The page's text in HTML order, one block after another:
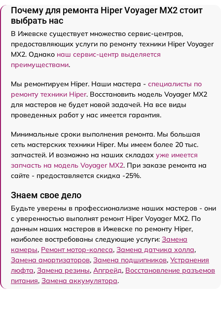
Почему для ремонта Hiper Voyager MX2 стоит
выбрать нас
В Ижевске существует множество сервис-центров,
предоставляющих услуги по ремонту техники Hiper Voyager
MX2. Однако наш сервис-центр выделяется
преимуществами.
Мы ремонтируем Hiper. Наши мастера - специалисты по
ремонту техники Hiper. Восстановить модель Voyager MX2
для мастеров не будет новой задачей. На все виды
проведенных работ у нас имеется гарантия.
Минимальные сроки выполнения ремонта. Мы большая
сеть мастерских техники Hiper. Мы имеем более 20 тыс.
запчастей. И возможно на наших складах уже имеется
запчасть на модель Voyager MX2. При заказе ремонта на
сайте - предоставляется скидка -25%.
Знаем свое дело
Будьте уверены в профессионализме наших мастеров - они
с уверенностью выполнят ремонт Hiper Voyager MX2. По
данным наших мастеров в Ижевске по ремонту Hiper,
наиболее востребованы следующие услуги: Замена
камеры, Ремонт мотор-колеса, Замена датчика холла,
Замена амортизаторов, Замена подшипников, Устранения
люфта, Замена резины, Апгрейд, Восстановление разъемов
питания, Замена аккумулятора.